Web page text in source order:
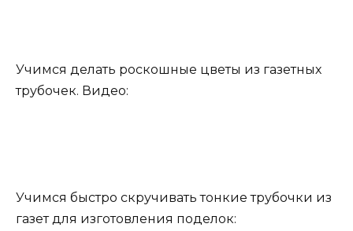
Учимся делать роскошные цветы из газетных
трубочек. Видео:
Учимся быстро скручивать тонкие трубочки из
газет для изготовления поделок: